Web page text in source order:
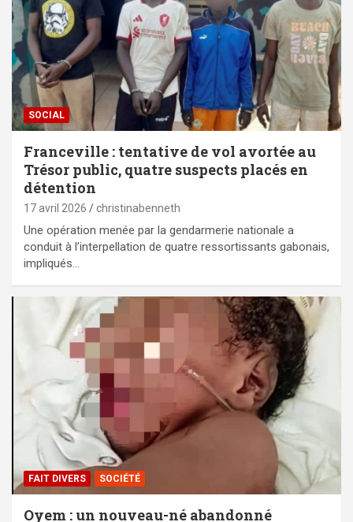
SOCIAL
Franceville : tentative de vol avortée au
Trésor public, quatre suspects placés en
détention
17 avril 2026 christinabenneth
Une opération menée par la gendarmerie nationale a
conduit à l’interpellation de quatre ressortissants gabonais,
impliqués…
FAIT DIVERS SOCIÉTÉ
Oyem : un nouveau-né abandonné